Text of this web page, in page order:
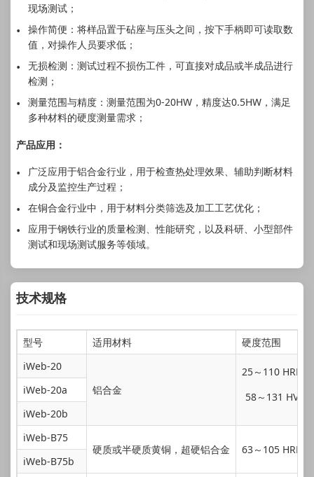
现场测试；
操作简便：将样品置于砧座与压头之间，按下手柄即可读取数
值，对操作人员要求低；
无损检测：测试过程不损伤工件，可直接对成品或半成品进行
检测；
测量范围与精度：测量范围为0-20HW，精度达0.5HW，满足
多种材料的硬度测量需求；
产品应用：
广泛应用于铝合金行业，用于检查热处理效果、辅助判断材料
成分及监控生产过程；
在铜合金行业中，用于材料分类筛选及加工工艺优化；
应用于钢铁行业的质量检测、性能研究，以及科研、小型部件
测试和现场测试服务等领域。
技术规格
型号 适用材料
硬度范围
iWeb-20
铝合金
25～110 HRE
58～131 HV
iWeb-20a
iWeb-20b
iWeb-B75
硬质或半硬质黄铜，超硬铝合金
63～105 HRE
iWeb-B75b